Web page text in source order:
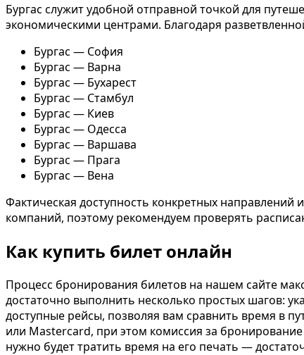
Бургас служит удобной отправной точкой для
экономическими центрами. Благодаря
Бургас — София
Бургас — Варна
Бургас — Бухарест
Бургас — Стамбул
Бургас — Киев
Бургас — Одесса
Бургас — Варшава
Бургас — Прага
Бургас — Вена
Фактическая доступность конкретных направлений
компаний, поэтому рекомендуем проверять
Как купить билет онлайн
Процесс бронирования билетов на нашем сайте
достаточно выполнить несколько простых шагов:
доступные рейсы, позволяя вам сравнить время в
или Mastercard, при этом комиссия за
нужно будет тратить время на его печать —